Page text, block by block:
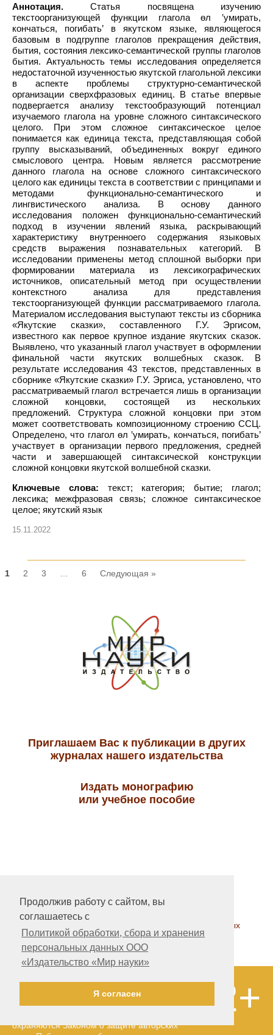
Продолжив работу с сайтом, вы
соглашаетесь с
Политикой обработки, сбора и хранения
персональных данных ООО
«Издательство «Мир науки»
Я согласен
Аннотация. Статья посвящена изучению
текстоорганизующей функции глагола өл ‛умирать,
кончаться, погибать’ в якутском языке, являющегося
базовым в подгруппе глаголов прекращения действия,
бытия, состояния лексико-семантической группы глаголов
бытия. Актуальность темы исследования определяется
недостаточной изученностью якутской глагольной лексики
в аспекте проблемы структурно-семантической
организации сверхфразовых единиц. В статье впервые
подвергается анализу текстообразующий потенциал
изучаемого глагола на уровне сложного синтаксического
целого. При этом сложное синтаксическое целое
понимается как единица текста, представляющая собой
группу высказываний, объединенных вокруг единого
смыслового центра. Новым является рассмотрение
данного глагола на основе сложного синтаксического
целого как единицы текста в соответствии с принципами и
методами функционально-семантического и
лингвистического анализа. В основу данного
исследования положен функционально-семантический
подход в изучении явлений языка, раскрывающий
характеристику внутренноего содержания языковых
средств выражения познавательных категорий. В
исследовании применены метод сплошной выборки при
формировании материала из лексикографических
источников, описательный метод при осуществлении
контекстного анализа для представления
текстоорганизующей функции рассматриваемого глагола.
Материалом исследования выступают тексты из сборника
«Якутские сказки», составленного Г.У. Эргисом,
известного как первое крупное издание якутских сказок.
Выявлено, что указанный глагол участвует в оформлении
финальной части якутских волшебных сказок. В
результате исследования 43 текстов, представленных в
сборнике «Якутские сказки» Г.У. Эргиса, установлено, что
рассматриваемый глагол встречается лишь в организации
сложной концовки, состоящей из нескольких
предложений. Структура сложной концовки при этом
может соответствовать композиционному строению ССЦ.
Определено, что глагол өл ‛умирать, кончаться, погибать’
участвует в организации первого предложения, средней
части и завершающей синтаксической конструкции
сложной концовки якутской волшебной сказки.
Ключевые слова: текст; категория; бытие; глагол;
лексика; межфразовая связь; сложное синтаксическое
целое; якутский язык
15.11.2022
1 2 3 6 Следующая »
Приглашаем Вас к публикации в других
журналах нашего издательства
Издать монографию
или учебное пособие
На главную
Политика обработки, сбора и хранения персональных
данных
ООО «Издательство «Мир науки» \
охраняются Законом о защите авторских
12+